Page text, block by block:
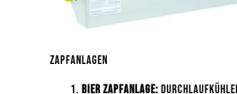
Zapfanlagen
Bier Zapfanlage: